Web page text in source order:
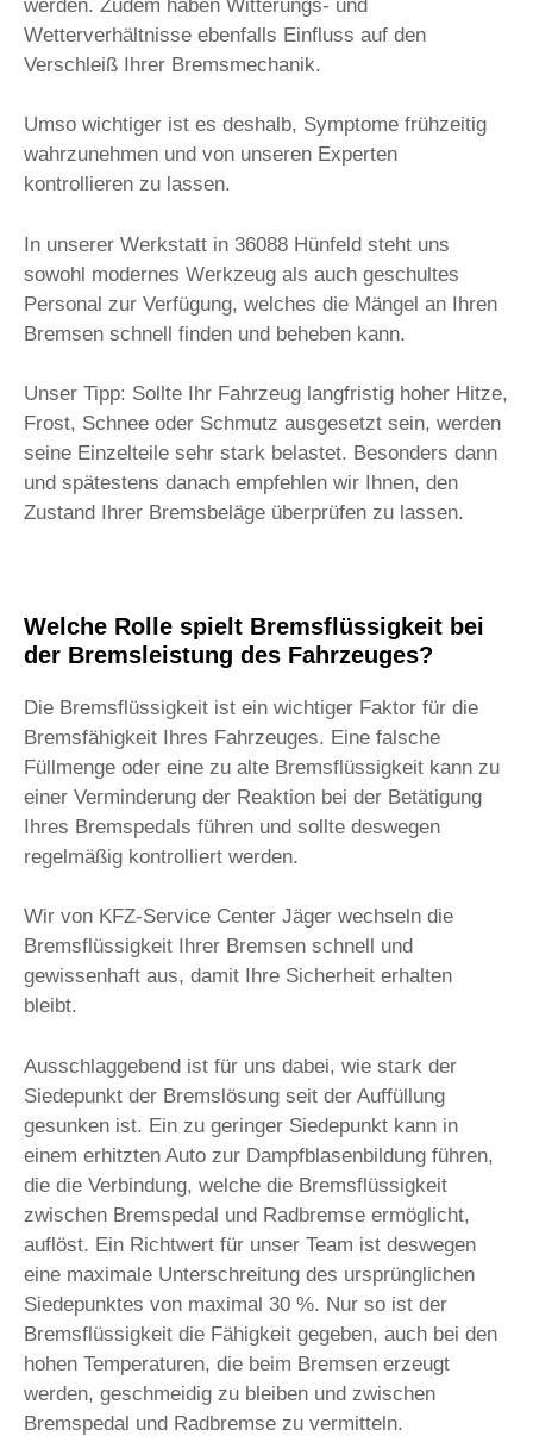
werden. Zudem haben Witterungs- und
Wetterverhältnisse ebenfalls Einfluss auf den
Verschleiß Ihrer Bremsmechanik.
Umso wichtiger ist es deshalb, Symptome frühzeitig
wahrzunehmen und von unseren Experten
kontrollieren zu lassen.
In unserer Werkstatt in 36088 Hünfeld steht uns
sowohl modernes Werkzeug als auch geschultes
Personal zur Verfügung, welches die Mängel an Ihren
Bremsen schnell finden und beheben kann.
Unser Tipp: Sollte Ihr Fahrzeug langfristig hoher Hitze,
Frost, Schnee oder Schmutz ausgesetzt sein, werden
seine Einzelteile sehr stark belastet. Besonders dann
und spätestens danach empfehlen wir Ihnen, den
Zustand Ihrer Bremsbeläge überprüfen zu lassen.
Welche Rolle spielt Bremsflüssigkeit bei
der Bremsleistung des Fahrzeuges?
Die Bremsflüssigkeit ist ein wichtiger Faktor für die
Bremsfähigkeit Ihres Fahrzeuges. Eine falsche
Füllmenge oder eine zu alte Bremsflüssigkeit kann zu
einer Verminderung der Reaktion bei der Betätigung
Ihres Bremspedals führen und sollte deswegen
regelmäßig kontrolliert werden.
Wir von KFZ-Service Center Jäger wechseln die
Bremsflüssigkeit Ihrer Bremsen schnell und
gewissenhaft aus, damit Ihre Sicherheit erhalten
bleibt.
Ausschlaggebend ist für uns dabei, wie stark der
Siedepunkt der Bremslösung seit der Auffüllung
gesunken ist. Ein zu geringer Siedepunkt kann in
einem erhitzten Auto zur Dampfblasenbildung führen,
die die Verbindung, welche die Bremsflüssigkeit
zwischen Bremspedal und Radbremse ermöglicht,
auflöst. Ein Richtwert für unser Team ist deswegen
eine maximale Unterschreitung des ursprünglichen
Siedepunktes von maximal 30 %. Nur so ist der
Bremsflüssigkeit die Fähigkeit gegeben, auch bei den
hohen Temperaturen, die beim Bremsen erzeugt
werden, geschmeidig zu bleiben und zwischen
Bremspedal und Radbremse zu vermitteln.